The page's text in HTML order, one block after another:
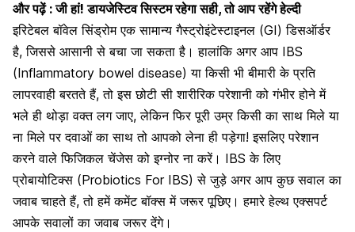
और पढ़ें :जी हां! डायजेस्टिव सिस्टम रहेगा सही, तो आप रहेंगे हेल्दी
इरिटेबल बॉवेल सिंड्रोम एक सामान्य गैस्ट्रोइंटेस्टाइनल (GI) डिसऑर्डर
है, जिससे आसानी से बचा जा सकता है। हालांकि अगर आप IBS
(Inflammatory bowel disease) या किसी भी बीमारी के प्रति
लापरवाही बरतते हैं, तो इस छोटी सी शारीरिक परेशानी को गंभीर होने में
भले ही थोड़ा वक्त लग जाए, लेकिन फिर पूरी उम्र किसी का साथ मिले या
ना मिले पर दवाओं का साथ तो आपको लेना ही पड़ेगा! इसलिए परेशान
करने वाले फिजिकल चेंजेस को इग्नोर ना करें। IBS के लिए
प्रोबायोटिक्स (Probiotics For IBS) से जुड़े अगर आप कुछ सवाल का
जवाब चाहते हैं, तो हमें कमेंट बॉक्स में जरूर पूछिए। हमारे हेल्थ एक्सपर्ट
आपके सवालों का जवाब जरूर देंगे।